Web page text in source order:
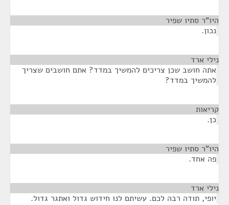
היו"ר סתיו שפיר
נכון.
נילי ארד
אתה חושב שכן צריכים להמשיך במדד? אתם חושבים שצריך
להמשיך במדד?
קריאות
כן.
היו"ר סתיו שפיר
פה אחד.
נילי ארד
יופי, תודה רבה לכם. עשיתם לנו חידוש גדול ואתגר גדול.